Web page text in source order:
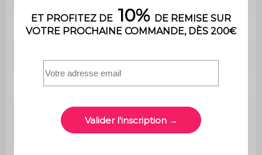
Utilisation Intérieur
Garantie 2 ans
Montage
Le montage est très simple, une